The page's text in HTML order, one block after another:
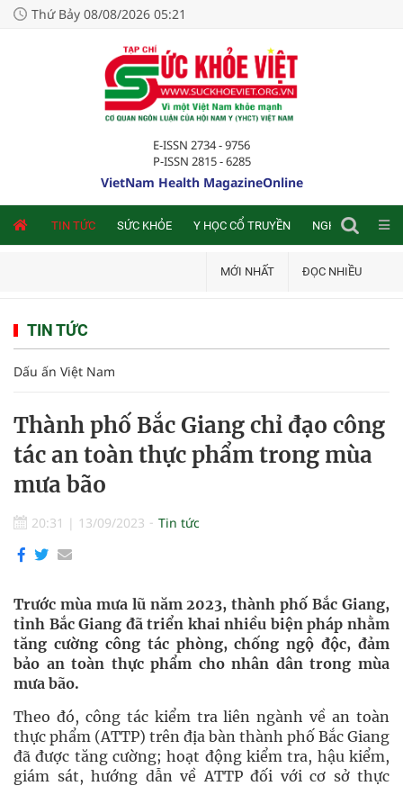
Thứ Bảy 08/08/2026 05:21
E-ISSN 2734 - 9756
P-ISSN 2815 - 6285
VietNam Health MagazineOnline
TIN TỨC SỨC KHỎE Y HỌC CỔ TRUYỀN NGHIÊN CỨU
MỚI NHẤT ĐỌC NHIỀU
TIN TỨC
Dấu ấn Việt Nam
Thành phố Bắc Giang chỉ đạo công
tác an toàn thực phẩm trong mùa
mưa bão
20:31 | 13/09/2023 Tin tức
Trước mùa mưa lũ năm 2023, thành phố Bắc Giang,
tỉnh Bắc Giang đã triển khai nhiều biện pháp nhằm
tăng cường công tác phòng, chống ngộ độc, đảm
bảo an toàn thực phẩm cho nhân dân trong mùa
mưa bão.
Theo đó, công tác kiểm tra liên ngành về an toàn
thực phẩm (ATTP) trên địa bàn thành phố Bắc Giang
đã được tăng cường; hoạt động kiểm tra, hậu kiểm,
giám sát, hướng dẫn về ATTP đối với cơ sở thực